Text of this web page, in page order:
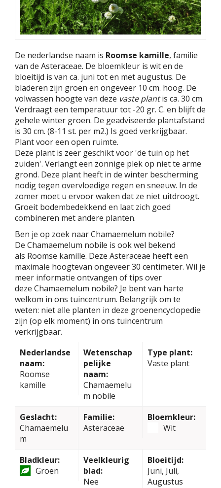
De nederlandse naam is Roomse kamille, familie
van de Asteraceae. De bloemkleur is wit en de
bloeitijd is van ca. juni tot en met augustus. De
bladeren zijn groen en ongeveer 10 cm. hoog. De
volwassen hoogte van deze vaste plantis ca. 30 cm.
Verdraagt een temperatuur tot -20 gr. C. en blijft de
gehele winter groen. De geadviseerde plantafstand
is 30 cm. (8-11 st. per m2.) Is goed verkrijgbaar.
Plant voor een open ruimte.
Deze plant is zeer geschikt voor 'de tuin op het
zuiden'. Verlangt een zonnige plek op niet te arme
grond. Deze plant heeft in de winter bescherming
nodig tegen overvloedige regen en sneeuw. In de
zomer moet u ervoor waken dat ze niet uitdroogt.
Groeit bodembedekkend en laat zich goed
combineren met andere planten.
Ben je op zoek naar Chamaemelum nobile?
De Chamaemelum nobile is ook wel bekend
als Roomse kamille. Deze Asteraceae heeft een
maximale hoogtevan ongeveer 30 centimeter. Wil je
meer informatie ontvangen of tips over
deze Chamaemelum nobile? Je bent van harte
welkom in ons tuincentrum. Belangrijk om te
weten: niet alle planten in deze groenencyclopedie
zijn (op elk moment) in ons tuincentrum
verkrijgbaar.
Nederlandse
naam:
Roomse
kamille
Wetenschap
pelijke
naam:
Chamaemelu
m nobile
Type plant:
Vaste plant
Geslacht:
Chamaemelu
m
Familie:
Asteraceae
Bloemkleur:
Wit
Bladkleur:
Groen
Veelkleurig
blad:
Nee
Bloeitijd:
Juni, Juli,
Augustus